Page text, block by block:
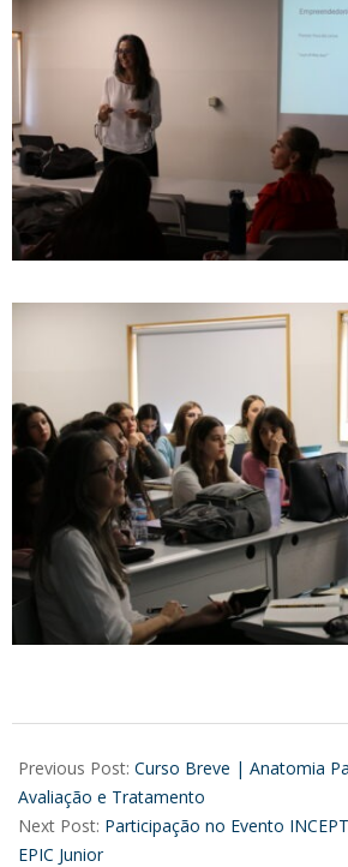
05-
05
Previous Post: Curso Breve | Anatomia
Avaliação e Tratamento
Next Post: Participação no Evento
EPIC Junior